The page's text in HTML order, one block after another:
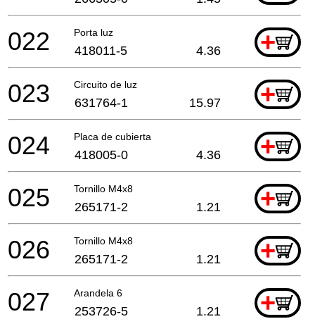
Porta luz +
022 418011-5 4.36
Circuito de luz +
023 631764-1 15.97
Placa de cubierta +
024 418005-0 4.36
Tornillo M4x8 +
025 265171-2 1.21
Tornillo M4x8 +
026 265171-2 1.21
Arandela 6 +
027 253726-5 1.21